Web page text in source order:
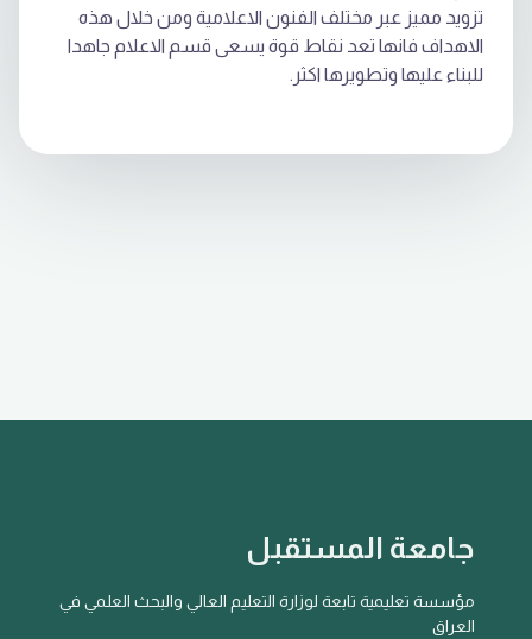
تزويد مميز عبر مختلف الفنون الاعلامية ومن خلال هذه
الاهداف فانها تعد نقاط قوة يسعى قسم الاعلام جاهدا
للبناء عليها وتطويرها اكثر.
جامعة المستقبل
مؤسسة تعليمية تابعة لوزارة التعليم العالي والبحث العلمي في
العراق